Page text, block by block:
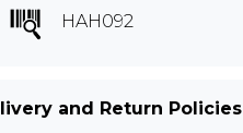
HAH092
and Return Policies